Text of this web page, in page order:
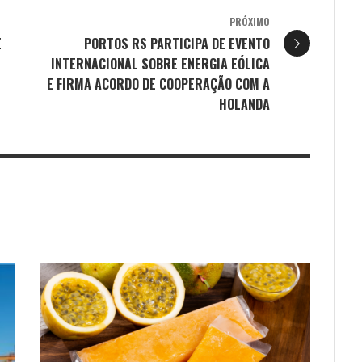
PRÓXIMO
PORTOS RS PARTICIPA DE EVENTO
INTERNACIONAL SOBRE ENERGIA EÓLICA
E FIRMA ACORDO DE COOPERAÇÃO COM A
HOLANDA